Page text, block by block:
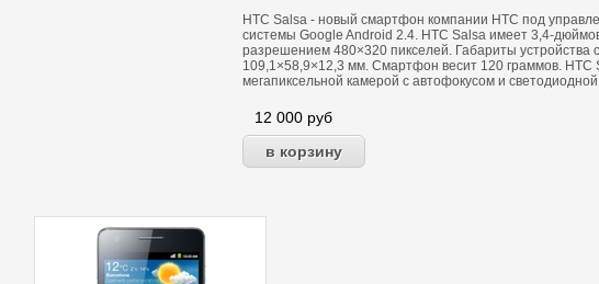
HTC Salsa - новый смартфон компании HTC под
системы Google Android 2.4. HTC Salsa имеет 3,4-
разрешением 480×320 пикселей. Габариты устройства
109,1×58,9×12,3 мм. Смартфон весит 120 граммов. HTC
мегапиксельной камерой с автофокусом и
12 000 руб